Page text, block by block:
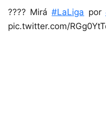
???? Mirá#LaLiga por
pic.twitter.com/